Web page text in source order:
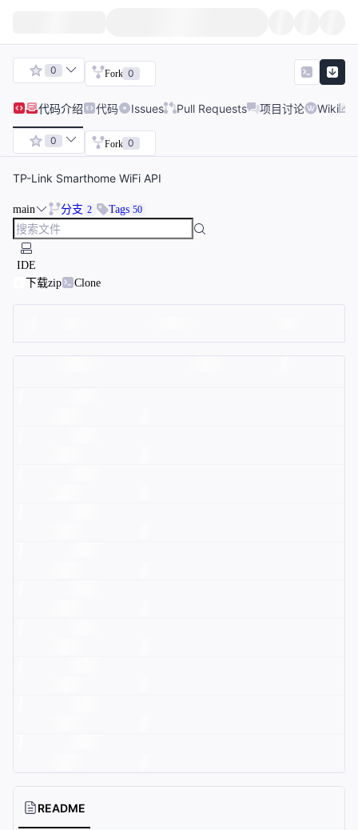
0 Fork 0
代码介绍 代码 Issues Pull Requests 项目讨论 Wiki
0 Fork 0
TP-Link Smarthome WiFi API
main 分支 2 Tags 50
IDE
下载zip
Clone
README